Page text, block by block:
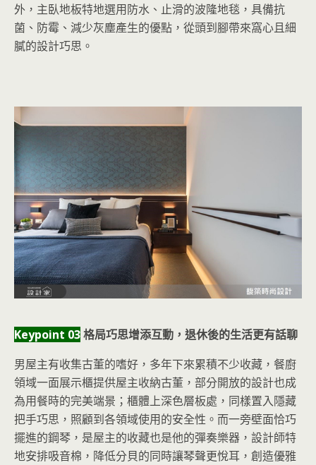
外，主臥地板特地選用防水、止滑的波隆地毯，具備抗
菌、防霉、減少灰塵產生的優點，從頭到腳帶來窩心且細
膩的設計巧思。
Keypoint 03格局巧思增添互動，退休後的生活更有話聊
男屋主有收集古董的嗜好，多年下來累積不少收藏，餐廚
領域一面展示櫃提供屋主收納古董，部分開放的設計也成
為用餐時的完美端景；櫃體上深色層板處，同樣置入隱藏
把手巧思，照顧到各領域使用的安全性。而一旁壁面恰巧
擺進的鋼琴，是屋主的收藏也是他的彈奏樂器，設計師特
地安排吸音棉，降低分貝的同時讓琴聲更悅耳，創造優雅